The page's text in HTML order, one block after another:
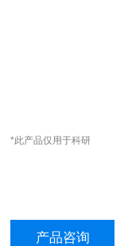
*此产品仅用于科研
产品咨询